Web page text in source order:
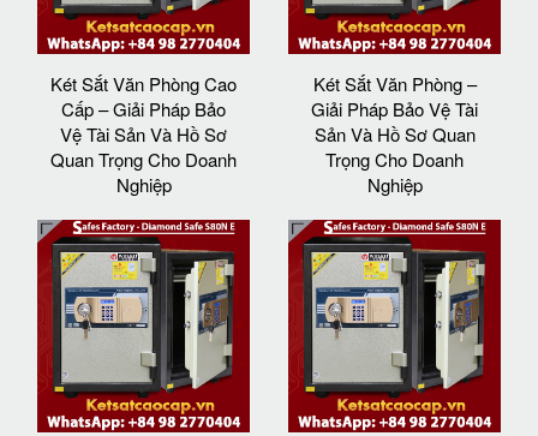
Két Sắt Văn Phòng Cao
Cấp – Giải Pháp Bảo
Vệ Tài Sản Và Hồ Sơ
Quan Trọng Cho Doanh
Nghiệp
Két Sắt Văn Phòng –
Giải Pháp Bảo Vệ Tài
Sản Và Hồ Sơ Quan
Trọng Cho Doanh
Nghiệp